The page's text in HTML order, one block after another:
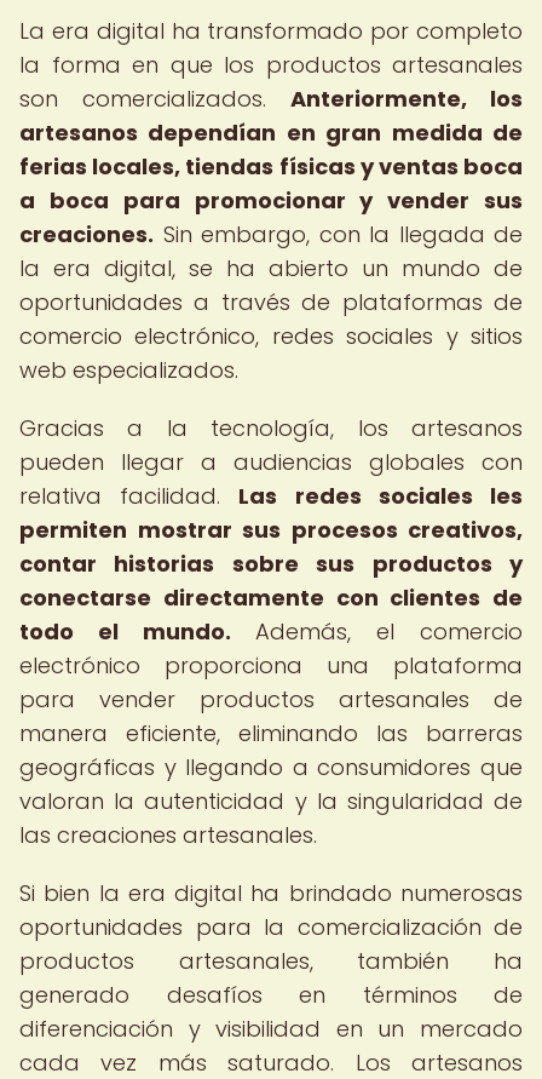
La era digital ha transformado por completo
la forma en que los productos artesanales
son comercializados. Anteriormente, los
artesanos dependían en gran medida de
ferias locales, tiendas físicas y ventas boca
a boca para promocionar y vender sus
creaciones. Sin embargo, con la llegada de
la era digital, se ha abierto un mundo de
oportunidades a través de plataformas de
comercio electrónico, redes sociales y sitios
web especializados.
Gracias a la tecnología, los artesanos
pueden llegar a audiencias globales con
relativa facilidad. Las redes sociales les
permiten mostrar sus procesos creativos,
contar historias sobre sus productos y
conectarse directamente con clientes de
todo el mundo. Además, el comercio
electrónico proporciona una plataforma
para vender productos artesanales de
manera eficiente, eliminando las barreras
geográficas y llegando a consumidores que
valoran la autenticidad y la singularidad de
las creaciones artesanales.
Si bien la era digital ha brindado numerosas
oportunidades para la comercialización de
productos artesanales, también ha
generado desafíos en términos de
diferenciación y visibilidad en un mercado
cada vez más saturado. Los artesanos